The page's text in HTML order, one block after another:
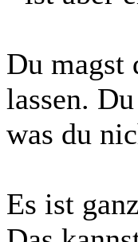
Du magst
lassen.
was du
Es ist